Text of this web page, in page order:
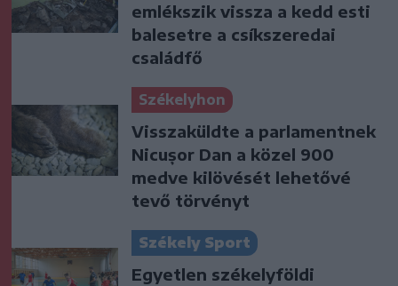
emlékszik vissza a kedd esti
balesetre a csíkszeredai
családfő
Székelyhon
Visszaküldte a parlamentnek
Nicușor Dan a közel 900
medve kilövését lehetővé
tevő törvényt
Székely Sport
Egyetlen székelyföldi